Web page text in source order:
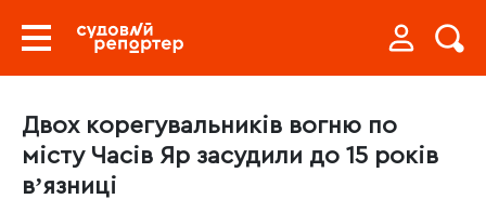
Двох корегувальників вогню по
місту Часів Яр засудили до 15 років
вʼязниці